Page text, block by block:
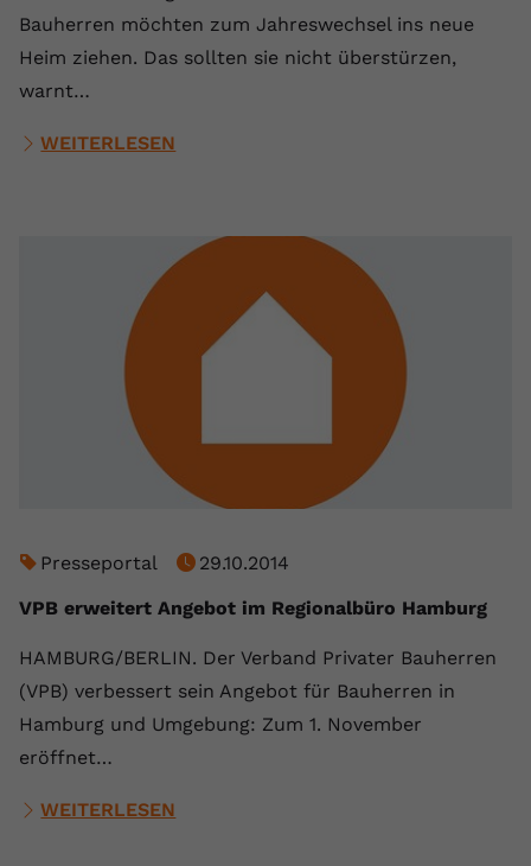
Bauherren möchten zum Jahreswechsel ins neue
Heim ziehen. Das sollten sie nicht überstürzen,
warnt…
WEITERLESEN
Presseportal
29.10.2014
VPB erweitert Angebot im Regionalbüro Hamburg
HAMBURG/BERLIN. Der Verband Privater Bauherren
(VPB) verbessert sein Angebot für Bauherren in
Hamburg und Umgebung: Zum 1. November
eröffnet…
WEITERLESEN